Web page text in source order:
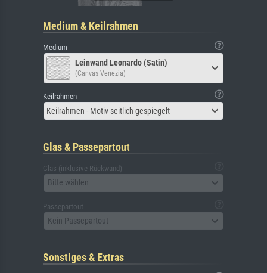
Medium & Keilrahmen
Medium
Leinwand Leonardo (Satin)
(Canvas Venezia)
Keilrahmen
Keilrahmen - Motiv seitlich gespiegelt
Glas & Passepartout
Glas (inklusive Rückwand)
Bitte wählen
Passepartout
Kein Passepartout
Sonstiges & Extras